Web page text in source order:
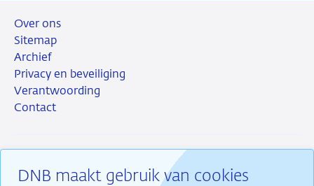
DNB maakt gebruik van cookies
Over ons
Sitemap
Archief
Privacy en beveiliging
Verantwoording
Contact
RSS InstagramLinkedin
X